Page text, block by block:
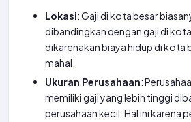
Lokasi: Gaji di kota besar
dibandingkan dengan gaji di
dikarenakan biaya hidup di kota
mahal.
Ukuran Perusahaan:
memiliki gaji yang lebih tinggi
perusahaan kecil. Hal ini karena